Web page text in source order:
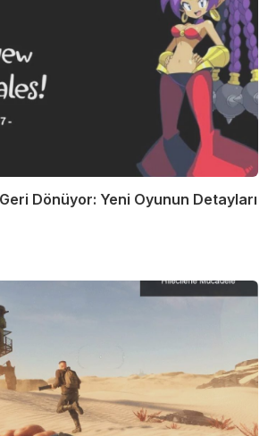
Dönüyor: Yeni Oyunun Detayları